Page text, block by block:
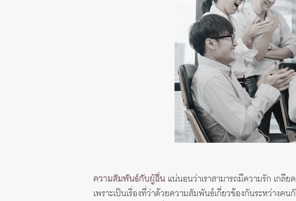
ความสัมพันธ์กับผู้อื่น แน่นอนว่าเราสามารถมีความรัก เกลี
เพราะเป็นเรื่องที่ว่าด้วยความสัมพันธ์เกี่ยวข้องกันระหว่างคน